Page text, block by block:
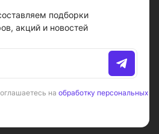
подборки
акций и новостей
на обработку персональных